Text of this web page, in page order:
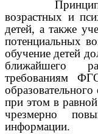
Принцип
возрастных и
детей, а также
потенциальных
обучение детей
ближайшего
требованиям
при этом в
чрезмерно
информации.